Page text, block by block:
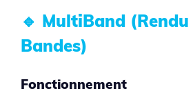
🔹 MultiBand
Bandes)
Fonctionnement